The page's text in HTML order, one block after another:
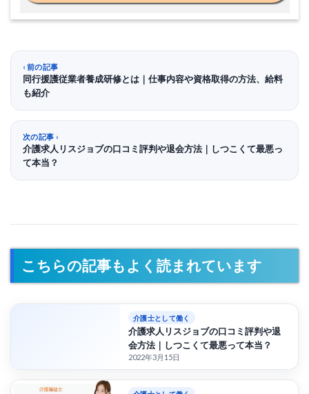
前の記事
同行援護従業者養成研修とは｜仕事内容や資格取得の方法、給料
も紹介
次の記事
介護求人リスジョブの口コミ評判や退会方法｜しつこくて最悪っ
て本当？
こちらの記事もよく読まれています
介護士として働く
介護求人リスジョブの口コミ評判や退
会方法｜しつこくて最悪って本当？
2022年3月15日